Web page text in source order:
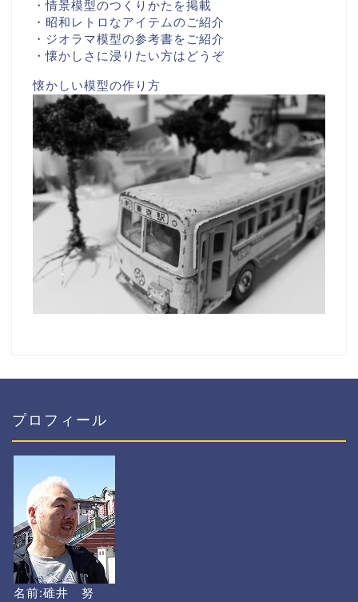
・情景模型のつくりかたを掲載
・昭和レトロなアイテムのご紹介
・ジオラマ模型の参考書をご紹介
・懐かしさに浸りたい方はどうぞ
懐かしい模型の作り方
プロフィール
名前:碓井 努